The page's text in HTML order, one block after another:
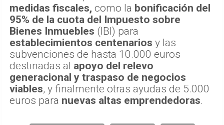
medidas fiscales, como la bonificación del
95% de la cuota del Impuesto sobre
Bienes Inmuebles (IBI) para
establecimientos centenarios y las
subvenciones de hasta 10.000 euros
destinadas al apoyo del relevo
generacional y traspaso de negocios
viables, y finalmente otras ayudas de 5.000
euros para nuevas altas emprendedoras.